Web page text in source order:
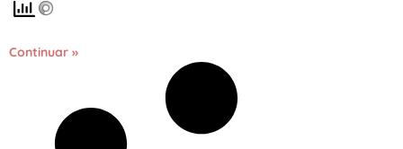
Continuar »